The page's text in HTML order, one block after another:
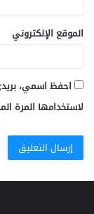
الموقع الإلكتروني
احفظ اسمي،
لاستخدامها المرة